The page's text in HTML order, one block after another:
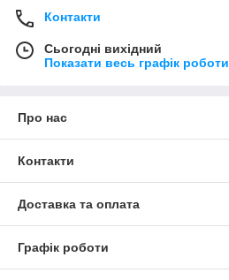
Контакти
Сьогодні вихідний
Показати весь графік роботи
Про нас
Контакти
Доставка та оплата
Графік роботи